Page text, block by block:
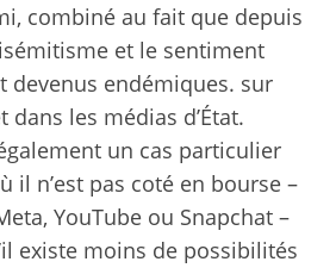
combiné au fait que depuis
et le sentiment
devenus endémiques. sur
les médias d’État.
un cas particulier
il n’est pas coté en bourse –
YouTube ou Snapchat –
existe moins de possibilités